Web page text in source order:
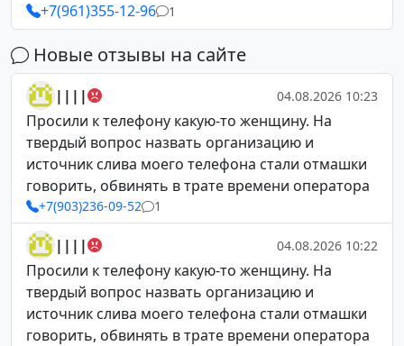
+7(961)355-12-96 1
Новые отзывы на сайте
|||| 04.08.2026 10:23
Просили к телефону какую-то женщину. На
твердый вопрос назвать организацию и
источник слива моего телефона стали отмашки
говорить, обвинять в трате времени оператора
+7(903)236-09-52 1
|||| 04.08.2026 10:22
Просили к телефону какую-то женщину. На
твердый вопрос назвать организацию и
источник слива моего телефона стали отмашки
говорить, обвинять в трате времени оператора